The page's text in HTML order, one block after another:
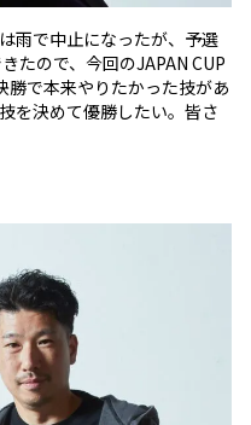
雨で中止になったが、予選
たので、今回のJAPAN CUP
勝で本来やりたかった技があ
を決めて優勝したい。皆さ